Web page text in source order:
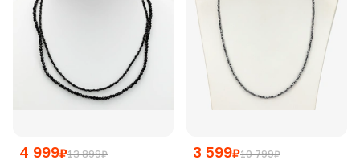
4 999₽13 899₽ 3 599₽10 799₽